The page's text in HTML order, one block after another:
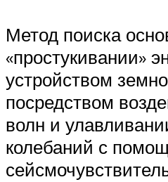
Метод поиска
«простукивании»
устройством
посредством
волн и
колебаний с